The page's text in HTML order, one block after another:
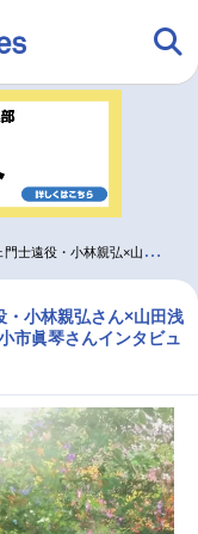
コスプレ
ド 無料マンガ
事一覧
ェ門典坐役・小林裕介×ヌルガイ役・小市眞琴インタビュー
・小林親弘さん×山田浅
市眞琴さんインタビュ